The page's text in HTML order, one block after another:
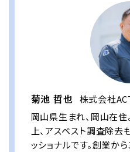
菊池 哲也 株式会社
岡山県生まれ、岡山在
上、アスベスト調査除去
ッショナルです。創業か